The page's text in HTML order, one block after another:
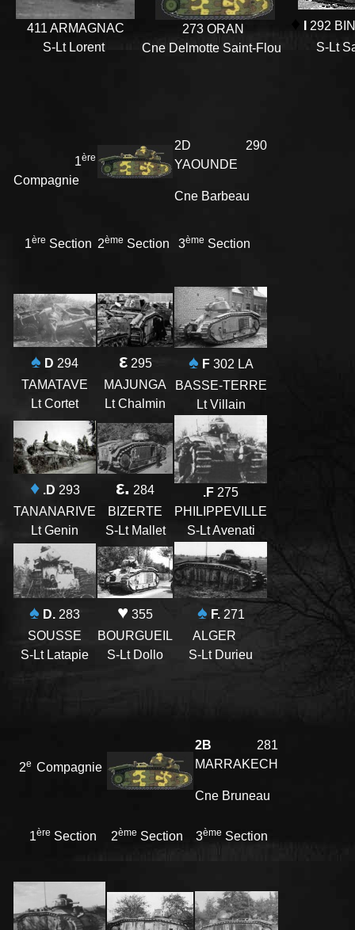
411 ARMAGNAC
S-Lt Lorent
273 ORAN
Cne Delmotte Saint-Flou
292
S-Lt
1ère
Compagnie
2D 290
YAOUNDE
Cne Barbeau
1ère Section 2ème Section 3ème Section
♠ D 294
TAMATAVE
Lt Cortet
ε295
MAJUNGA
Lt Chalmin
♠ F302 LA
BASSE-TERRE
Lt Villain
♦ .D 293
TANANARIVE
Lt Genin
ε. 284
BIZERTE
S-Lt Mallet
.F 275
PHILIPPEVILLE
S-Lt Avenati
♠ D. 283
SOUSSE
S-Lt Latapie
♥ 355
BOURGUEIL
S-Lt Dollo
♠ F.271
ALGER
S-Lt Durieu
2e Compagnie
2B 281
MARRAKECH
Cne Bruneau
1ère Section 2ème Section 3ème Section